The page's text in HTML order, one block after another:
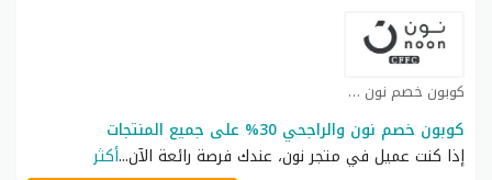
كوبون خصم نون كوبون
كوبون خصم نون والراجحي 30% على جميع المنتجات
إذا كنت عميل في متجر نون، عندك فرصة رائعة الآن...أكثر